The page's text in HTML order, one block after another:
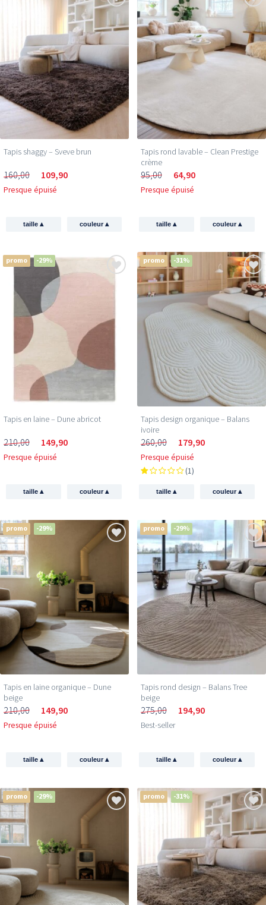
Tapis shaggy – Sveve brun
160,00 109,90
Presque épuisé
taille▴ couleur▴
Tapis rond lavable – Clean Prestige
crème
95,00 64,90
Presque épuisé
taille▴ couleur▴
promo -29%
Tapis en laine – Dune abricot
210,00 149,90
Presque épuisé
taille▴ couleur▴
promo -31%
Tapis design organique – Balans
ivoire
260,00 179,90
Presque épuisé
(1)
taille▴ couleur▴
promo -29%
Tapis en laine organique – Dune
beige
210,00 149,90
Presque épuisé
taille▴ couleur▴
promo -29%
Tapis rond design – Balans Tree
beige
275,00 194,90
Best-seller
taille▴ couleur▴
promo -29% promo -31%